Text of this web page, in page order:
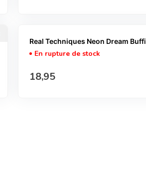
Real Techniques Neon Dream
En rupture de stock
Prix normal
18,95